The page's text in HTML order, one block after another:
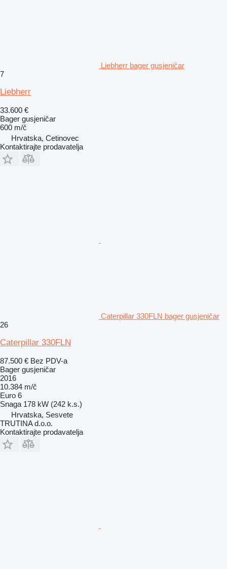
Liebherr bager gusjeničar
7
Liebherr
33.600 €
Bager gusjeničar
600 m/č
Hrvatska, Cetinovec
Kontaktirajte prodavatelja
Caterpillar 330FLN bager gusjeničar
26
Caterpillar 330FLN
87.500 € Bez PDV-a
Bager gusjeničar
2016
10.384 m/č
Euro 6
Snaga 178 kW (242 k.s.)
Hrvatska, Sesvete
TRUTINA d.o.o.
Kontaktirajte prodavatelja